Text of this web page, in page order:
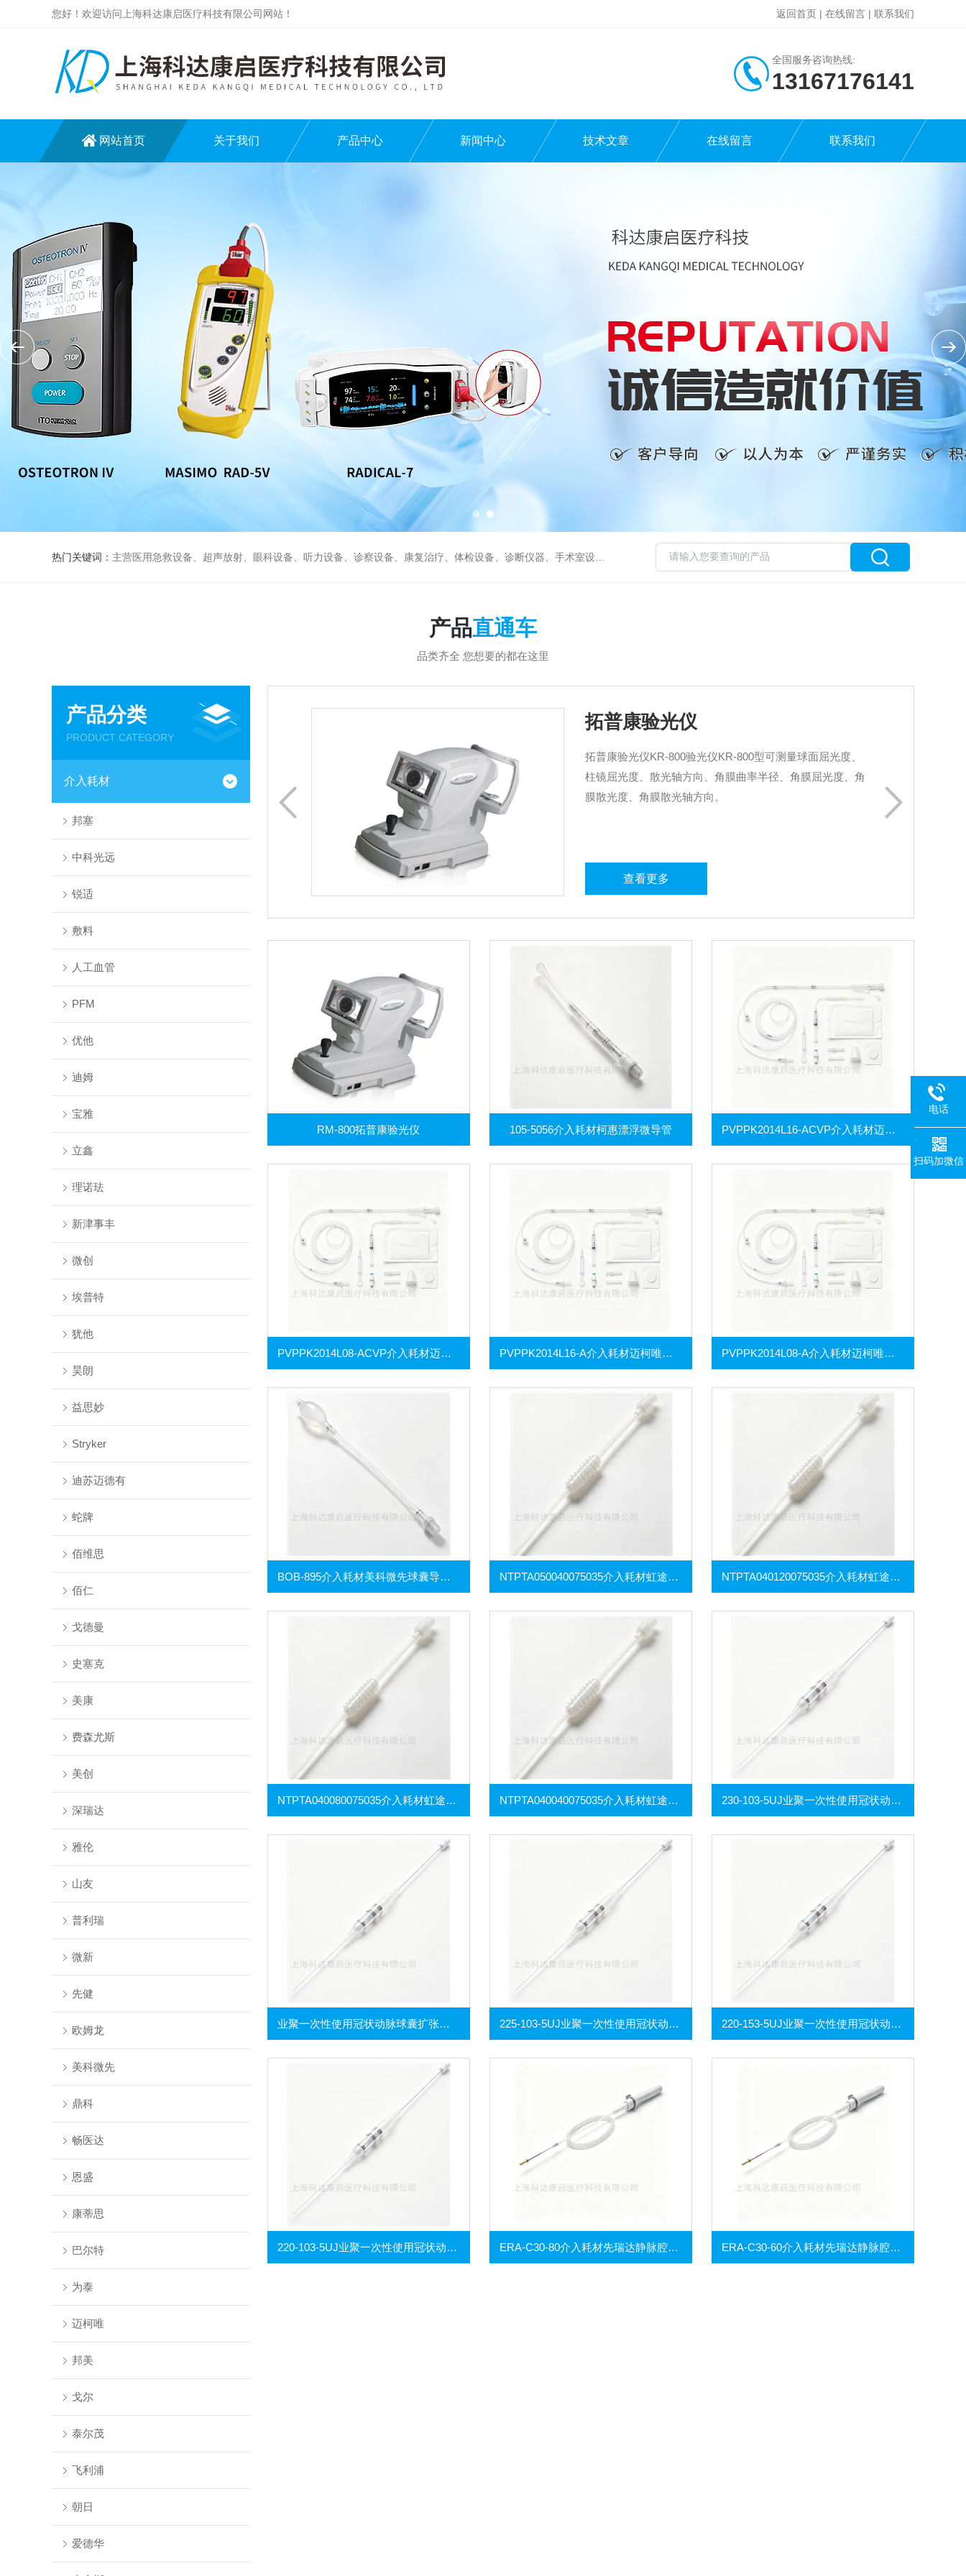
您好！欢迎访问上海科达康启医疗科技有限公司网站！ 返回首页 | 在线留言 | 联系我们
全国服务咨询热线:
13167176141
网站首页 关于我们 产品中心 新闻中心 技术文章 在线留言 联系我们
热门关键词： 主营医用急救设备、超声放射、眼科设备、听力设备、诊察设备、康复治疗、体检设备、诊断仪器、手术室设备急救室、监护设备诊疗室等医疗设备。
产品直通车
品类齐全 您想要的都在这里
产品分类
PRODUCT CATEGORY
介入耗材
邦塞
中科光远
锐适
敷料
人工血管
PFM
优他
迪姆
宝雅
立鑫
理诺珐
新津事丰
微创
埃普特
犹他
昊朗
益思妙
Stryker
迪苏迈德有
蛇牌
佰维思
佰仁
戈德曼
史塞克
美康
费森尤斯
美创
深瑞达
雅伦
山友
普利瑞
微新
先健
欧姆龙
美科微先
鼎科
畅医达
恩盛
康蒂思
巴尔特
为泰
迈柯唯
邦美
戈尔
泰尔茂
飞利浦
朝日
爱德华
多美非接触式眼压计
查、青光眼诊断用。
查看更多
拓普康验光仪
拓普康验光仪KR-800验光仪KR-800型可测量球面屈光度、
柱镜屈光度、散光轴方向、角膜曲率半径、角膜屈光度、角
膜散光度、角膜散光轴方向。
查看更多
RM-800拓普康验光仪 105-5056介入耗材柯惠漂浮微导管 PVPPK2014L16-ACVP介入耗材迈柯唯热稀释导管包及压力监测套装
PVPPK2014L08-ACVP介入耗材迈柯唯热稀释导管包及压力监测套装 PVPPK2014L16-A介入耗材迈柯唯热稀释导管包及压力监测套装 PVPPK2014L08-A介入耗材迈柯唯热稀释导管包及压力监测套装
BOB-895介入耗材美科微先球囊导引导管 NTPTA050040075035介入耗材虹途外周乳突球囊扩张导管 NTPTA040120075035介入耗材虹途外周乳突球囊扩张导管
NTPTA040080075035介入耗材虹途外周乳突球囊扩张导管 NTPTA040040075035介入耗材虹途外周乳突球囊扩张导管 230-103-5UJ业聚一次性使用冠状动脉球囊扩张导管
业聚一次性使用冠状动脉球囊扩张导管 225-103-5UJ业聚一次性使用冠状动脉球囊扩张导管 220-153-5UJ业聚一次性使用冠状动脉球囊扩张导管
220-103-5UJ业聚一次性使用冠状动脉球囊扩张导管 ERA-C30-80介入耗材先瑞达静脉腔nei射频闭合导管 ERA-C30-60介入耗材先瑞达静脉腔nei射频闭合导管
电话
扫码加微信